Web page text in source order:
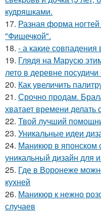
кудряшками.
17. Разная форма
"Фишечкой".
18. - а какие
19. Глядя на Марусю
лето в деревне
20. Как увеличить
21. Срочно продам.
хватает времени делать
22. Твой лучший
23. Уникальные идеи
24. Маникюр в японском
уникальный дизайн для
25. Где в Воронеже
кухней
26. Маникюр к нежно
случаев